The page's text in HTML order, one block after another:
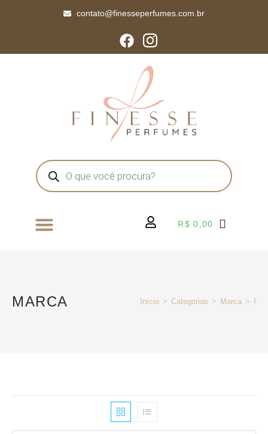
contato@finesseperfumes.com.br
R$ 0,00
MARCA Início > Categorias > Marca >